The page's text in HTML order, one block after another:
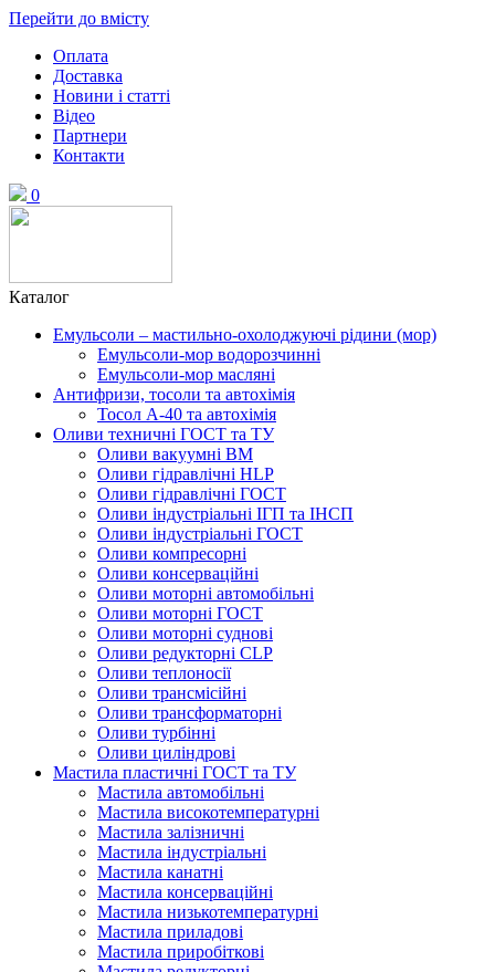
Перейти до вмісту
Оплата
Доставка
Новини і статті
Відео
Партнери
Контакти
0
Каталог
Емульсоли – мастильно-охолоджуючі рідини (мор)
Емульсоли-мор водорозчинні
Емульсоли-мор масляні
Антифризи, тосоли та автохімія
Тосол А-40 та автохімія
Оливи техничні ГОСТ та ТУ
Оливи вакуумні ВМ
Оливи гідравлічні HLP
Оливи гідравлічні ГОСТ
Оливи індустріальні ІГП та ІНСП
Оливи індустріальні ГОСТ
Оливи компресорні
Оливи консерваційні
Оливи моторні автомобільні
Оливи моторні ГОСТ
Оливи моторні суднові
Оливи редукторні CLP
Оливи теплоносії
Оливи трансмісійні
Оливи трансформаторні
Оливи турбінні
Оливи циліндрові
Мастила пластичні ГОСТ та ТУ
Мастила автомобільні
Мастила високотемпературні
Мастила залізничні
Мастила індустріальні
Мастила канатні
Мастила консерваційні
Мастила низькотемпературні
Мастила приладові
Мастила приробіткові